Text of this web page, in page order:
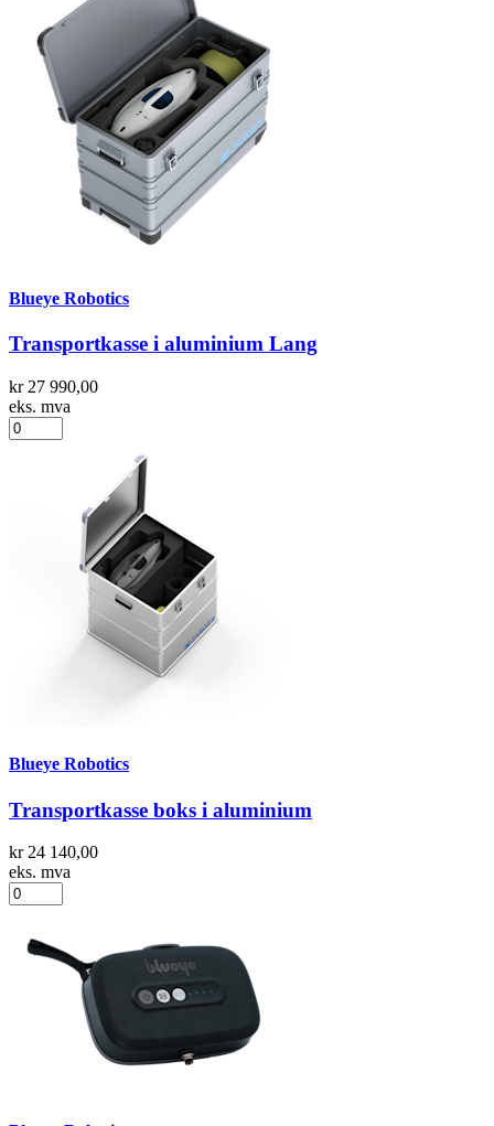
Blueye Robotics
Transportkasse i aluminium Lang
kr 27 990,00
eks. mva
Blueye Robotics
Transportkasse boks i aluminium
kr 24 140,00
eks. mva